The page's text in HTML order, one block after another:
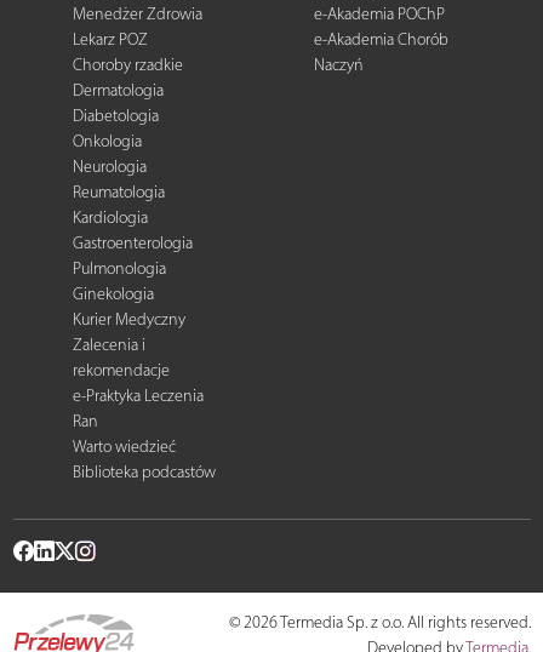
Menedżer Zdrowia
Lekarz POZ
Choroby rzadkie
Dermatologia
Diabetologia
Onkologia
Neurologia
Reumatologia
Kardiologia
Gastroenterologia
Pulmonologia
Ginekologia
Kurier Medyczny
Zalecenia i
rekomendacje
e-Praktyka Leczenia
Ran
Warto wiedzieć
Biblioteka podcastów
e-Akademia POChP
e-Akademia Chorób
Naczyń
© 2026 Termedia Sp. z o.o. All rights reserved.
Developed byTermedia.